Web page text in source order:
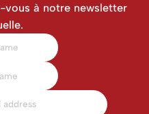
vous à notre newsletter